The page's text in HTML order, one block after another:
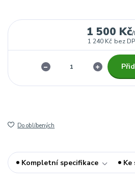
1 500 Kč/
1 240 Kč bez
Do oblíbených
Kompletní specifikace Ke